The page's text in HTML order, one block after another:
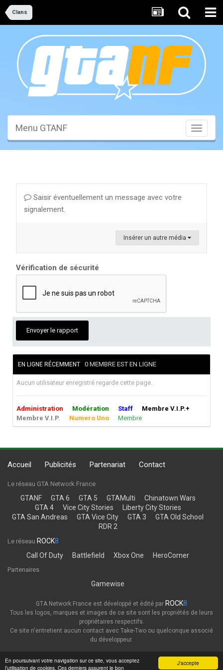
J'accepte
En poursuivant votre navigation sur ce site, vous acceptez
l’utilisation de cookies. Ces derniers assurent le bon
Clans
Toggle
Menu GTANF
Saisir éventuellement un message avec votre
signalement.
Insérer un autre média
Vérification de sécurité
Envoyer le rapport
EN LIGNE RÉCEMMENT 0 MEMBRE EST EN LIGNE
Aucun utilisateur enregistré regarde cette page.
Administration Modération Staff
Membre V.I.P.+
Membre V.I.P.
Numero Uno Membre
Accueil Publicités Partenariat Contact
Le réseau GTA Network France
GTANF GTA 6 GTA 5 GTAMulti
Chinatown Wars
GTA 4
Vice City Stories
Liberty City Stories
GTA San Andreas
GTA Vice City GTA 3
GTA Old School
RDR 2
Le réseau ROCK8
Call Of Duty
Battlefield Xbox One HeroCorner
Partenaires
Gamewise
GTA Network France est développé et édité par ROCK8
Tous les logos, marques et images de ce site sont les propriétés de leurs
propriétaires respectifs.
Ce site n'entretient aucun contact avec Take-Two ou quelconque associé
du développeur.
Thème Politique de confidentialité